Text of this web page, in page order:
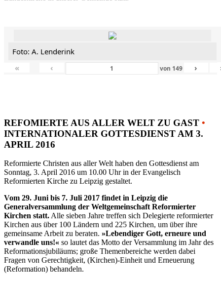
Foto: A. Lenderink
«
‹ von 149 ›
REFOMIERTE AUS ALLER WELT ZU GAST •
INTERNATIONALER GOTTESDIENST AM 3.
APRIL 2016
Reformierte Christen aus aller Welt haben den Gottesdienst am
Sonntag, 3. April 2016 um 10.00 Uhr in der Evangelisch
Reformierten Kirche zu Leipzig gestaltet.
Vom 29. Juni bis 7. Juli 2017 findet in Leipzig die
Generalversammlung der Weltgemeinschaft Reformierter
Kirchen statt.Alle sieben Jahre treffen sich Delegierte reformierter
Kirchen aus über 100 Ländern und 225 Kirchen, um über ihre
gemeinsame Arbeit zu beraten. »Lebendiger Gott, erneure und
verwandle uns!« so lautet das Motto der Versammlung im Jahr des
Reformationsjubiläums; große Themenbereiche werden dabei
Fragen von Gerechtigkeit, (Kirchen)-Einheit und Erneuerung
(Reformation) behandeln.